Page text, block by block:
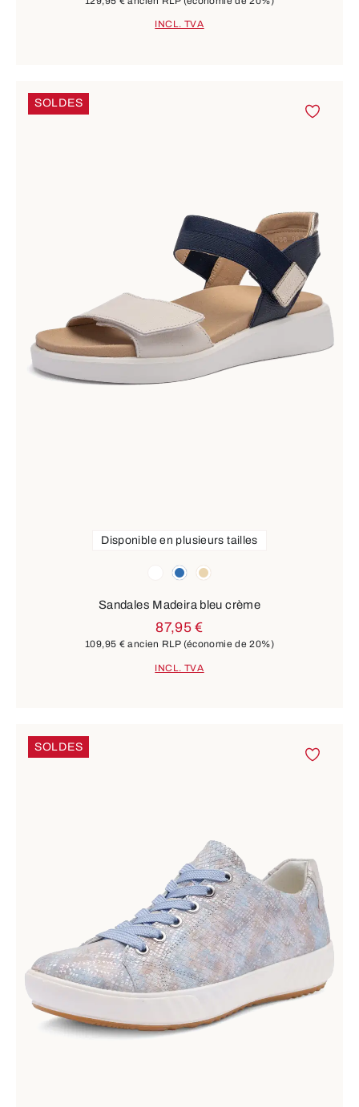
INCL. TVA
SOLDES
blancbleu beige
Disponible en plusieurs tailles
Sandales Madeira bleu crème
87,95 €
109,95 € ancien RLP (économie de 20%)
INCL. TVA
SOLDES